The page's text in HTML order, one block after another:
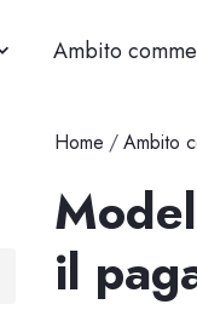
Ambito
Home /Ambito
il